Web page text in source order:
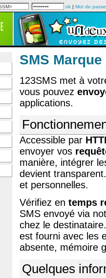
ok | Mot de
SMS
123SMS met à
vous pouvez
applications.
Accessible par
envoyer vos
manière, intégrer
devient
et personnelles.
Vérifiez en temps
SMS envoyé via
chez le
est fourni avec les
absente, mémoire
Quelques